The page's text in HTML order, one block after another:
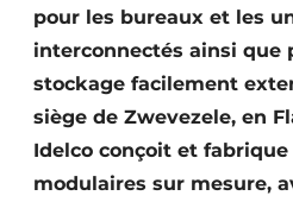
Infrastructures
Protection solaire
Rénovation
pour les bureaux et les
interconnectés ainsi que
stockage facilement
siège de Zwevezele, en
Idelco conçoit et
modulaires sur mesure,